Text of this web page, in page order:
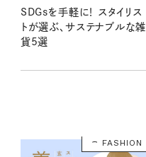
SDGsを手軽に！ スタイリス
トが選ぶ、サステナブルな雑
貨5選
FASHION